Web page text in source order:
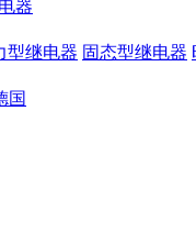
器
型继电器 固态型继电器
国